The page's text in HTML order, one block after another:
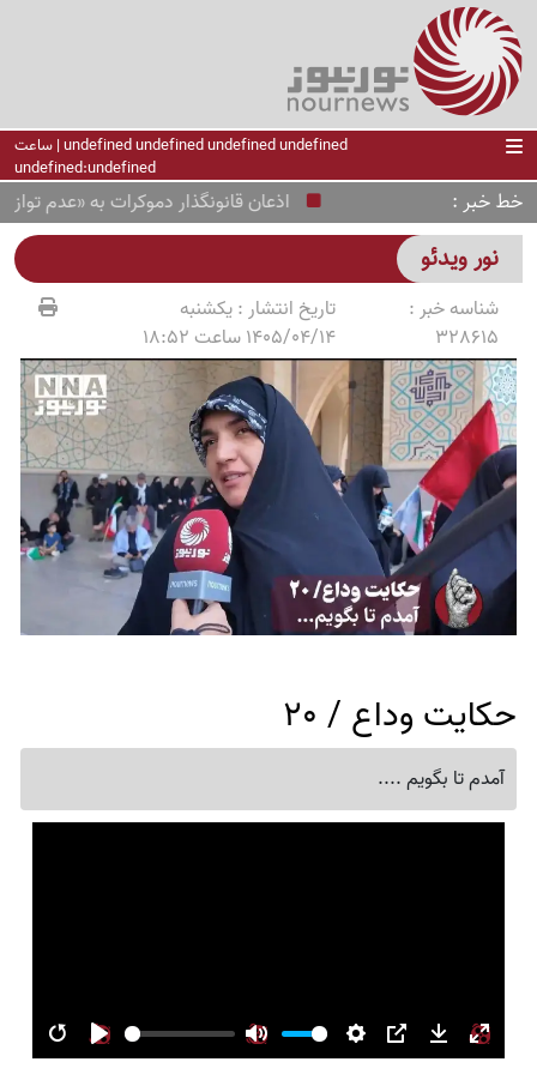
undefined undefined undefined undefined | ساعت
undefined:undefined
خط خبر اذعان قانونگذار دموکرات به «عدم توازن»
نور ویدئو
شناسه خبر :
328615
تاریخ انتشار :یکشنبه
1405/04/14 ساعت 18:52
حکایت وداع / 20
آمدم تا بگویم ....
RestartPlay Mute Settings
PIP Download
Enter